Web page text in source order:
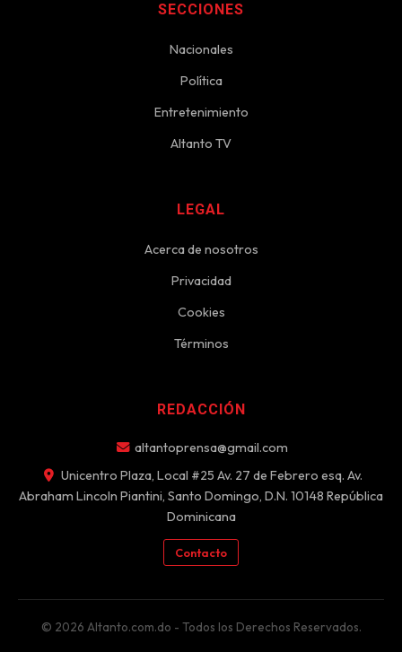
SECCIONES
Nacionales
Política
Entretenimiento
Altanto TV
LEGAL
Acerca de nosotros
Privacidad
Cookies
Términos
REDACCIÓN
altantoprensa@gmail.com
Unicentro Plaza, Local #25 Av. 27 de Febrero esq. Av.
Abraham Lincoln Piantini, Santo Domingo, D.N. 10148 República
Dominicana
Contacto
© 2026 Altanto.com.do - Todos los Derechos Reservados.